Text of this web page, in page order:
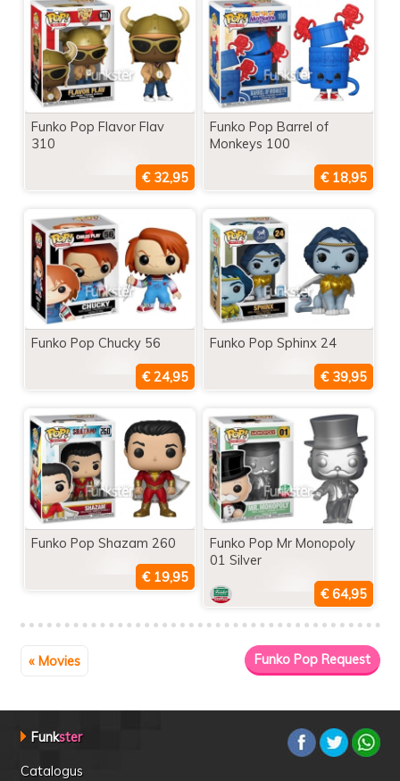
Funko Pop Flavor Flav
310
Funko Pop Barrel of
Monkeys 100
Funko Pop Chucky 56 Funko Pop Sphinx 24
Funko Pop Shazam 260
Funko Pop Mr Monopoly
01 Silver
« Movies
Funkster
Catalogus